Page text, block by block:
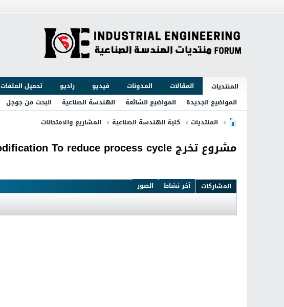
المنتديات المقالات المدونات فيديو راديو تحميل الملفات
المواضيع الجديدة
المواضيع الشائعة الهندسة الصناعية
البحث من جوجل
المنتديات
كلية الهندسة الصناعية المشاريع والامتحانات
مشروع تخرج Welding Machine Control Modification To reduce process cycle
المشاركات آخر نشاط الصور